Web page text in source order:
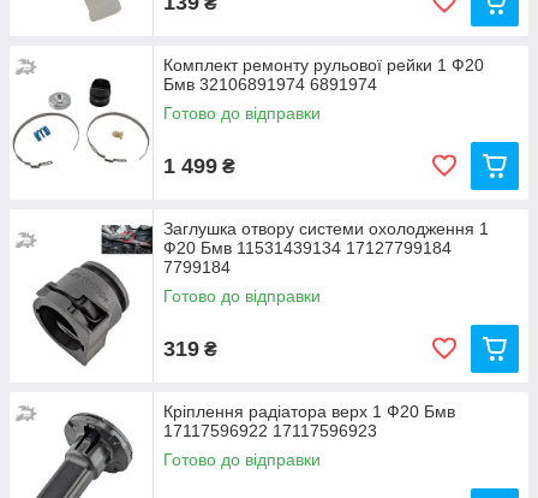
Комплект ремонту рульової рейки 1 Ф20
Бмв 32106891974 6891974
Готово до відправки
1 499 ₴
Заглушка отвору системи охолодження 1
Ф20 Бмв 11531439134 17127799184
7799184
Готово до відправки
319 ₴
Кріплення радіатора верх 1 Ф20 Бмв
17117596922 17117596923
Готово до відправки